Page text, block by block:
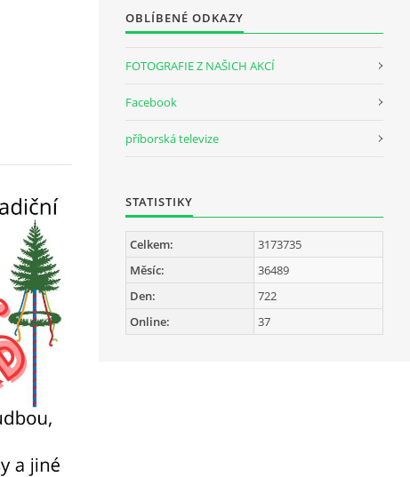
OBLÍBENÉ ODKAZY
FOTOGRAFIE Z NAŠICH AKCÍ
Facebook
příborská televize
STATISTIKY
Online: 37
Celkem:
3173735
Měsíc:
36489
Den:
722